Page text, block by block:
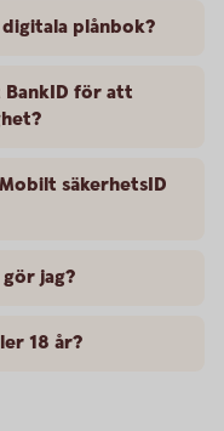
plånbok?
för att
säkerhetsID
jag?
18 år?